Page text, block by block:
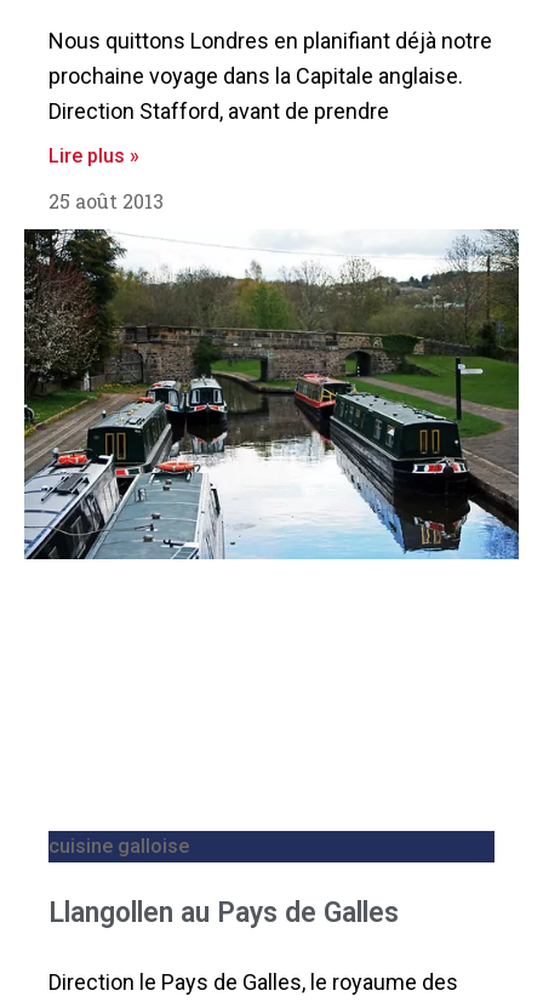
Nous quittons Londres en planifiant déjà notre
prochaine voyage dans la Capitale anglaise.
Direction Stafford, avant de prendre
Lire plus »
25 août 2013
cuisine galloise
Llangollen au Pays de Galles
Direction le Pays de Galles, le royaume des